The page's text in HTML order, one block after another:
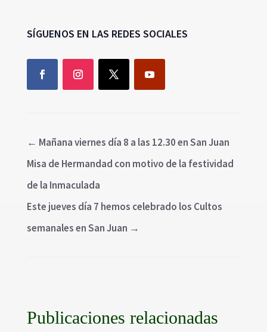
SÍGUENOS EN LAS REDES SOCIALES
← Mañana viernes día 8 a las 12.30 en San Juan
Misa de Hermandad con motivo de la festividad
de la Inmaculada
Este jueves día 7 hemos celebrado los Cultos
semanales en San Juan →
Publicaciones relacionadas